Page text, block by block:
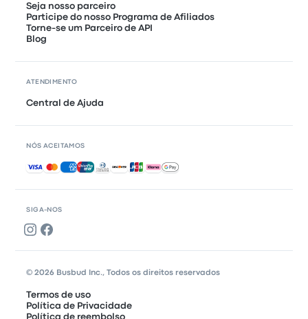
SIGA-NOS
Seja nosso parceiro
Participe do nosso Programa de Afiliados
Torne-se um Parceiro de API
Blog
ATENDIMENTO
Central de Ajuda
NÓS ACEITAMOS
Pagamentos aceitos
© 2026 Busbud Inc., Todos os direitos reservados
Termos de uso
Política de Privacidade
Política de reembolso